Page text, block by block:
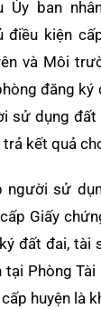
Ủy ban
điều kiện
và Môi
đăng
sử dụng đất
trả kết quả
người sử
Giấy
đất đai, tài
Phòng
huyện là